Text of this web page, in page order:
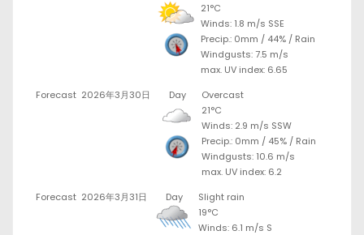
21°C
Winds: 1.8 m/s SSE
Precip.: 0mm / 44% / Rain
Windgusts: 7.5 m/s
max. UV index: 6.65
Forecast 2026年3月30日 Day
Overcast
21°C
Winds: 2.9 m/s SSW
Precip.: 0mm / 45% / Rain
Windgusts: 10.6 m/s
max. UV index: 6.2
Forecast 2026年3月31日 Day
Slight rain
19°C
Winds: 6.1 m/s S